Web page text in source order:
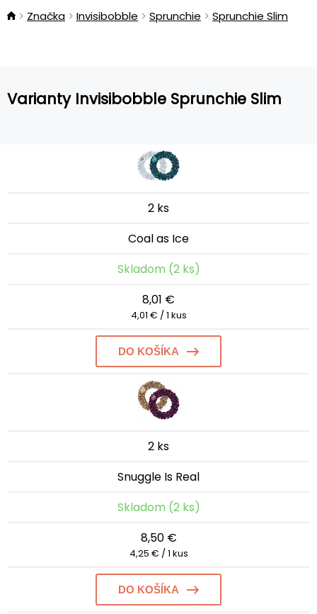
Značka Invisibobble Sprunchie Sprunchie Slim
Varianty Invisibobble Sprunchie Slim
2 ks
Coal as Ice
Skladom (2 ks)
8,01 €
4,01 € / 1 kus
DO KOŠÍKA
2 ks
Snuggle Is Real
Skladom (2 ks)
8,50 €
4,25 € / 1 kus
DO KOŠÍKA